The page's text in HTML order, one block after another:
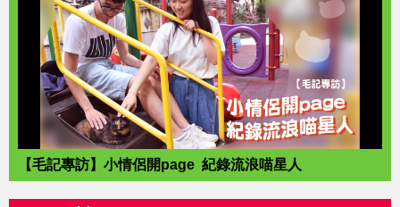
【毛記專訪】小情侶開page 紀錄流浪喵星人